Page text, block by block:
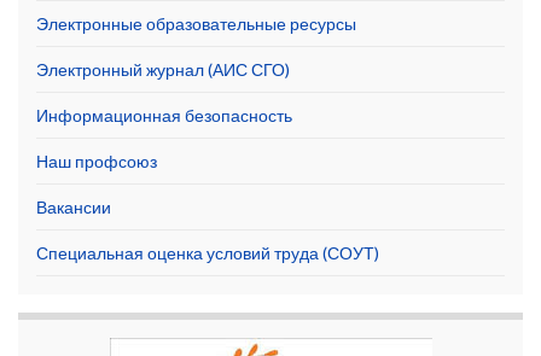
Электронные образовательные ресурсы
Электронный журнал (АИС СГО)
Информационная безопасность
Наш профсоюз
Вакансии
Специальная оценка условий труда (СОУТ)